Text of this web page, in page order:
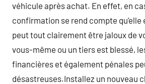
véhicule après achat. En effet, en
confirmation se rend compte qu’elle
peut tout clairement être jaloux de
vous-même ou un tiers est blessé,
financières et également pénales
désastreuses.Installez un nouveau